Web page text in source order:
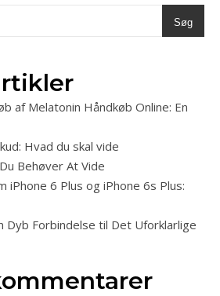
Søg
af Melatonin Håndkøb Online: En
Hvad du skal vide
Behøver At Vide
iPhone 6 Plus og iPhone 6s Plus:
Dyb Forbindelse til Det Uforklarlige